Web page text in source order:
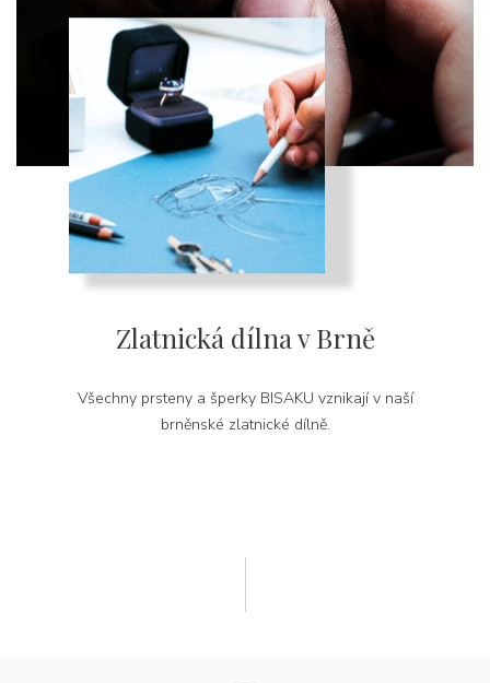
Zlatnická dílna v Brně
Všechny prsteny a šperky BISAKU vznikají v naší
brněnské zlatnické dílně.